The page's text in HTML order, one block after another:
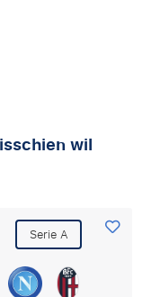
wil
Serie A